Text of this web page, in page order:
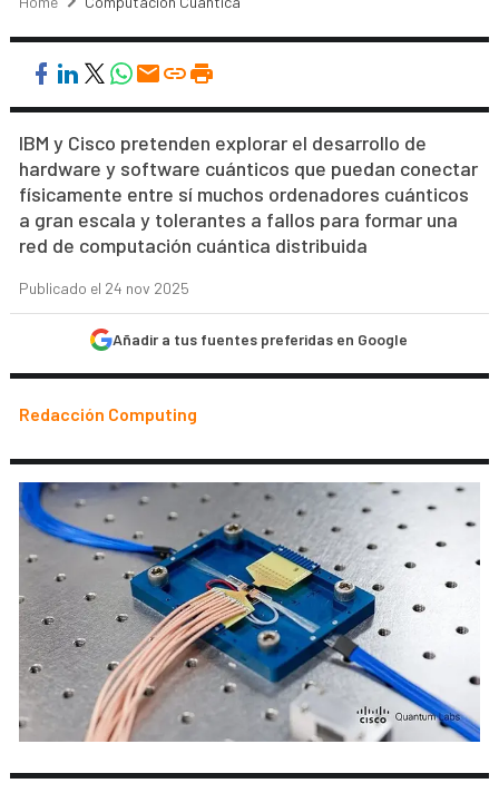
IBM y Cisco pretenden explorar el desarrollo de
hardware y software cuánticos que puedan conectar
físicamente entre sí muchos ordenadores cuánticos
a gran escala y tolerantes a fallos para formar una
red de computación cuántica distribuida
Publicado el 24 nov 2025
Añadir a tus fuentes preferidas en Google
Redacción Computing